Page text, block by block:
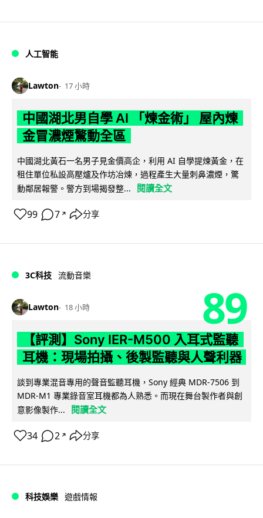
人工智能
Lawton 17 小時
中國湖北男自學 AI 「煉金術」 屋內煉
金冒濃煙驚動全區
中國湖北黃石一名男子見金價高企，利用 AI 自學提煉黃金，在
租住單位私設高壓爐及作坊冶煉，過程產生大量刺鼻濃煙，驚
動鄰居報警。警方到場揭發整...
閱讀全文
99 7 ↗ 分享
3C科技 流動音樂
Lawton 18 小時 89
【評測】Sony IER-M500 入耳式監聽
耳機：現場拍攝、後製監聽與人聲利器
談到專業混音專用的聲音監聽耳機，Sony 經典 MDR-7506 到
MDR-M1 專業錄音室耳機都為人熟悉。而現在舞台製作者與創
意影像製作...
閱讀全文
34 2 ↗ 分享
科技娛樂 遊戲情報